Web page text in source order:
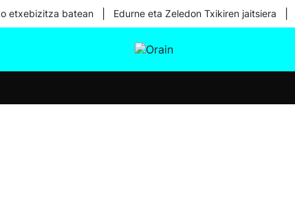
etxebizitza batean Edurne eta Zeledon Txikiren jaitsiera